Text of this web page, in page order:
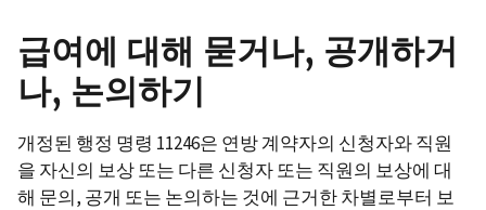
급여에 대해 묻거나, 공개하거
나, 논의하기
개정된 행정 명령 11246은 연방 계약자의 신청자와 직원
을 자신의 보상 또는 다른 신청자 또는 직원의 보상에 대
해 문의, 공개 또는 논의하는 것에 근거한 차별로부터 보